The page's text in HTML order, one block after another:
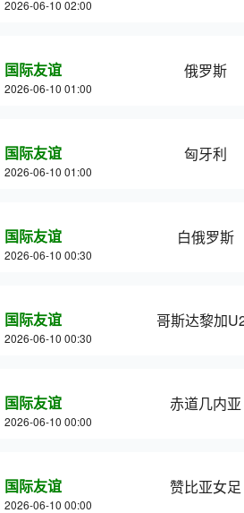
2026-06-10 02:00
国际友谊
2026-06-10 01:00
俄罗斯
国际友谊
2026-06-10 01:00
匈牙利
国际友谊
2026-06-10 00:30
白俄罗斯
国际友谊
2026-06-10 00:30
哥斯达黎加
国际友谊
2026-06-10 00:00
赤道几内亚
国际友谊
2026-06-10 00:00
赞比亚女足